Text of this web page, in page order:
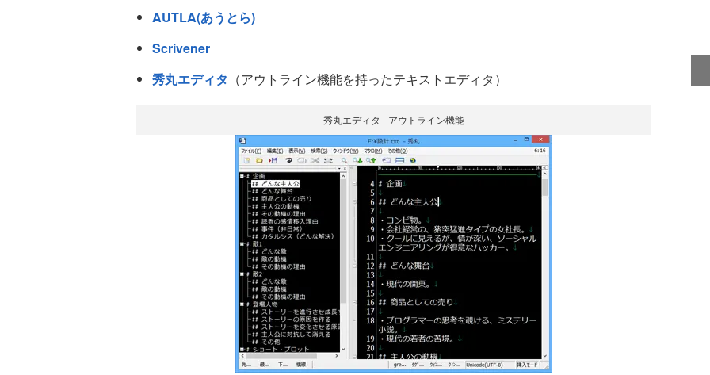
AUTLA(あうとら)
Scrivener
秀丸エディタ （アウトライン機能を持ったテキストエディタ）
秀丸エディタ - アウトライン機能